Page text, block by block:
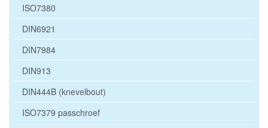
ISO7380
DIN6921
DIN7984
DIN913
DIN444B (knevelbout)
ISO7379 passchroef